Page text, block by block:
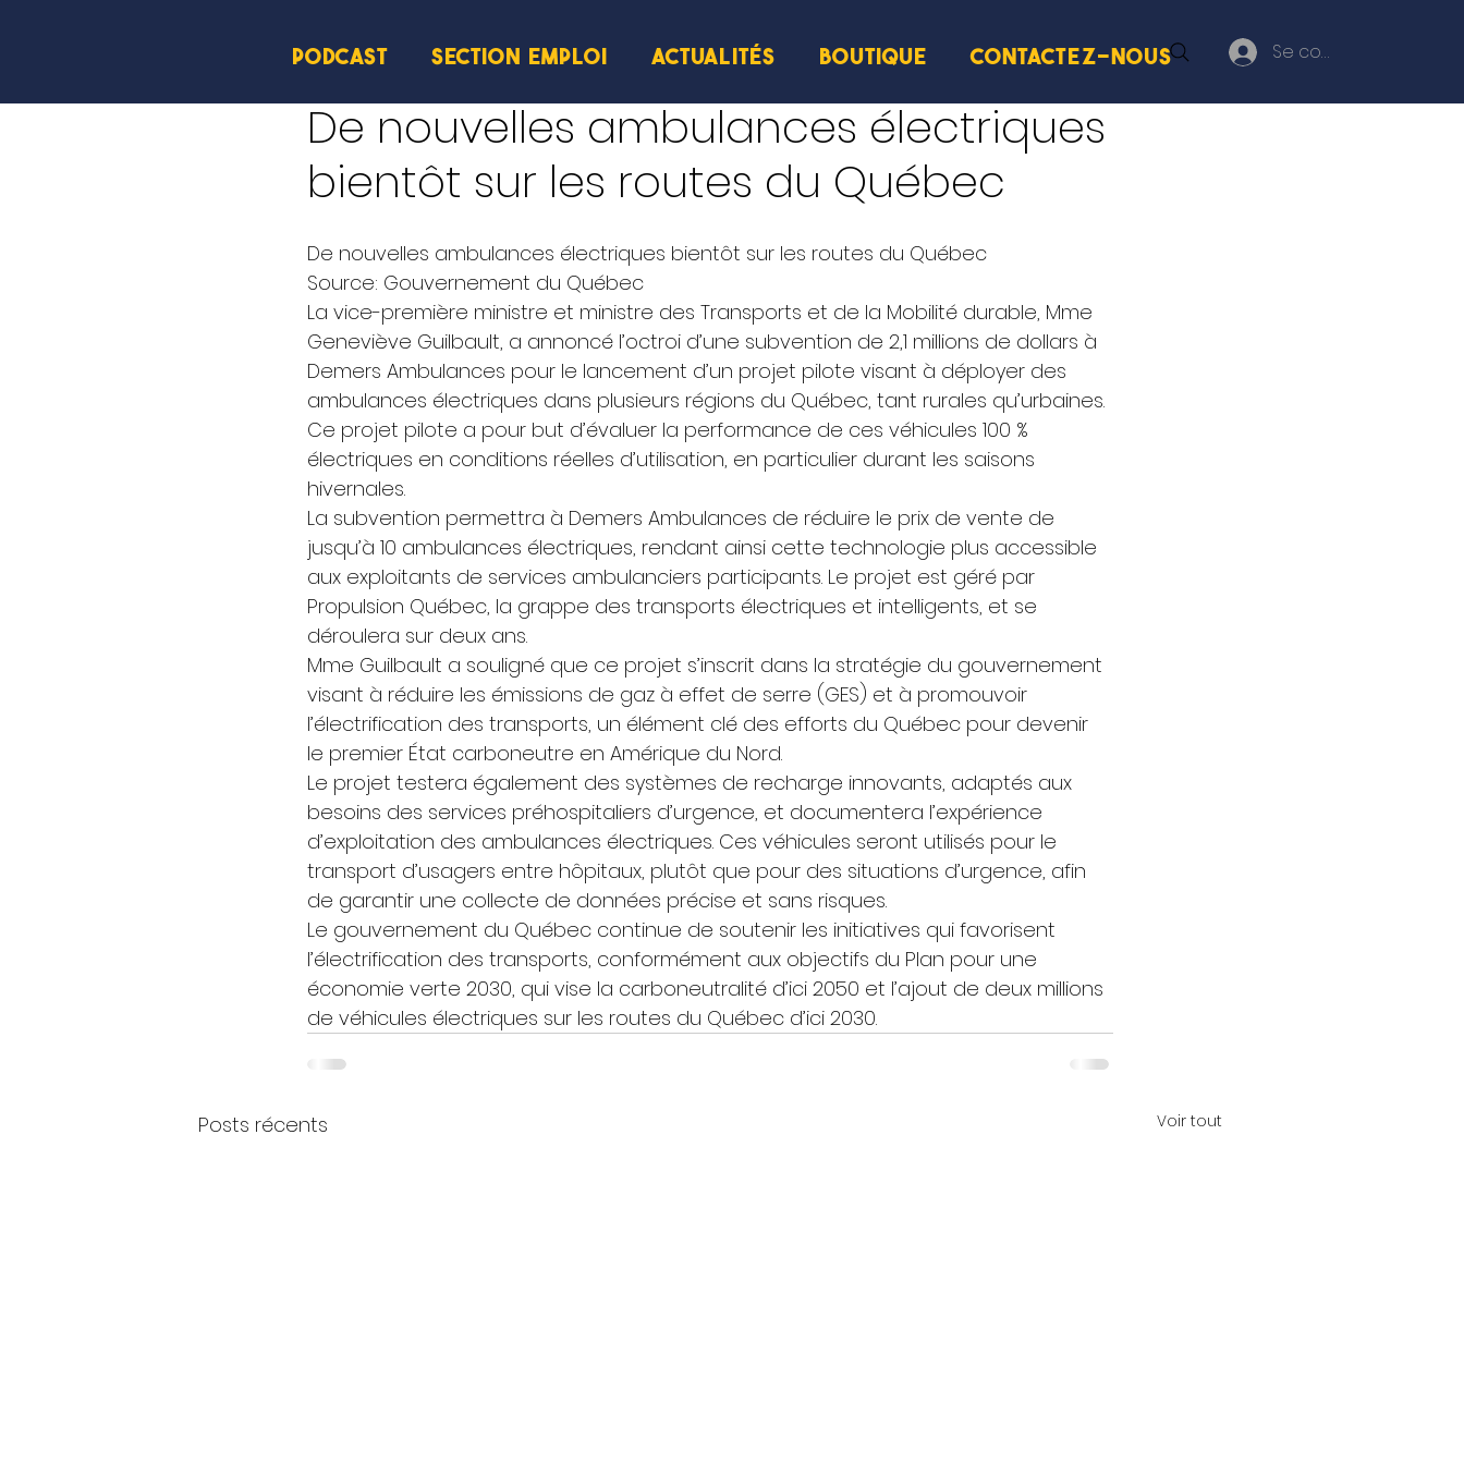
Se connecter
PODCAST SECTION EMPLOI ACTUALITÉS BOUTIQUE Contactez-nous
De nouvelles ambulances électriques
bientôt sur les routes du Québec
De nouvelles ambulances électriques bientôt sur les routes du Québec
Source: Gouvernement du Québec
La vice-première ministre et ministre des Transports et de la Mobilité durable, Mme
Geneviève Guilbault, a annoncé l’octroi d’une subvention de 2,1 millions de dollars à
Demers Ambulances pour le lancement d’un projet pilote visant à déployer des
ambulances électriques dans plusieurs régions du Québec, tant rurales qu’urbaines.
Ce projet pilote a pour but d’évaluer la performance de ces véhicules 100 %
électriques en conditions réelles d’utilisation, en particulier durant les saisons
hivernales.
La subvention permettra à Demers Ambulances de réduire le prix de vente de
jusqu’à 10 ambulances électriques, rendant ainsi cette technologie plus accessible
aux exploitants de services ambulanciers participants. Le projet est géré par
Propulsion Québec, la grappe des transports électriques et intelligents, et se
déroulera sur deux ans.
Mme Guilbault a souligné que ce projet s’inscrit dans la stratégie du gouvernement
visant à réduire les émissions de gaz à effet de serre (GES) et à promouvoir
l’électrification des transports, un élément clé des efforts du Québec pour devenir
le premier État carboneutre en Amérique du Nord.
Le projet testera également des systèmes de recharge innovants, adaptés aux
besoins des services préhospitaliers d’urgence, et documentera l’expérience
d’exploitation des ambulances électriques. Ces véhicules seront utilisés pour le
transport d’usagers entre hôpitaux, plutôt que pour des situations d’urgence, afin
de garantir une collecte de données précise et sans risques.
Le gouvernement du Québec continue de soutenir les initiatives qui favorisent
l’électrification des transports, conformément aux objectifs du Plan pour une
économie verte 2030, qui vise la carboneutralité d’ici 2050 et l’ajout de deux millions
de véhicules électriques sur les routes du Québec d’ici 2030.
Posts récents Voir tout